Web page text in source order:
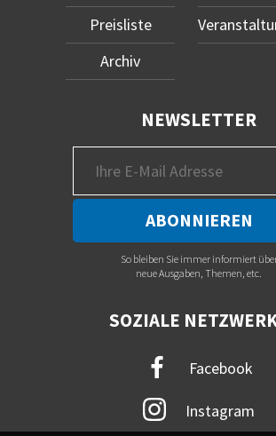
Preisliste
Archiv
NEWSLETTER
So bleiben Sie immer informiert
neue Ausgaben, Themen, etc.
SOZIALE
Facebook
Instagram